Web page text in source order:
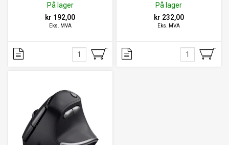
På lager
kr 192,00
Eks. MVA
På lager
kr 232,00
Eks. MVA